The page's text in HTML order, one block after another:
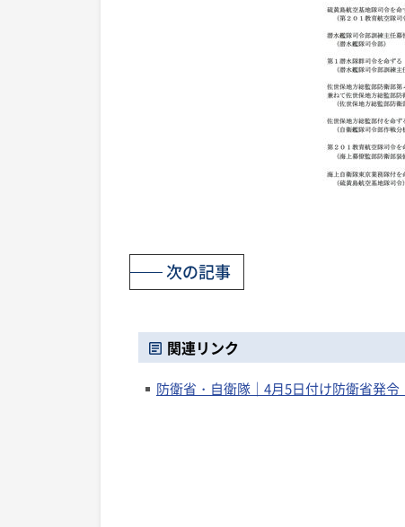
次の記事
関連リンク
防衛省・自衛隊｜4月5日付け防衛省発令